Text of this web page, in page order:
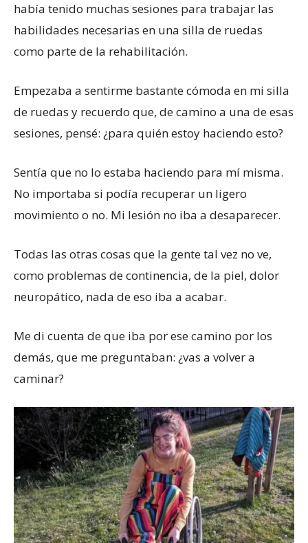
había tenido muchas sesiones para trabajar las
habilidades necesarias en una silla de ruedas
como parte de la rehabilitación.
Empezaba a sentirme bastante cómoda en mi silla
de ruedas y recuerdo que, de camino a una de esas
sesiones, pensé: ¿para quién estoy haciendo esto?
Sentía que no lo estaba haciendo para mí misma.
No importaba si podía recuperar un ligero
movimiento o no. Mi lesión no iba a desaparecer.
Todas las otras cosas que la gente tal vez no ve,
como problemas de continencia, de la piel, dolor
neuropático, nada de eso iba a acabar.
Me di cuenta de que iba por ese camino por los
demás, que me preguntaban: ¿vas a volver a
caminar?